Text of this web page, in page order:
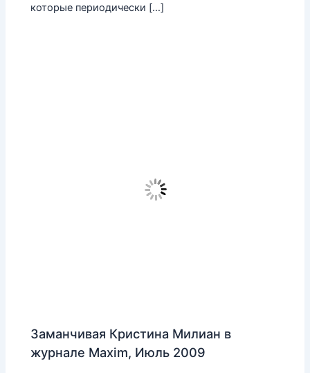
которые периодически […]
Заманчивая Кристина Милиан в
журнале Maxim, Июль 2009